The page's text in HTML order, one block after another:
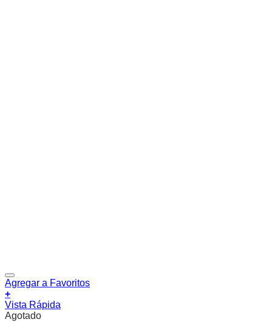
Agregar a Favoritos
+
Vista Rápida
Agotado